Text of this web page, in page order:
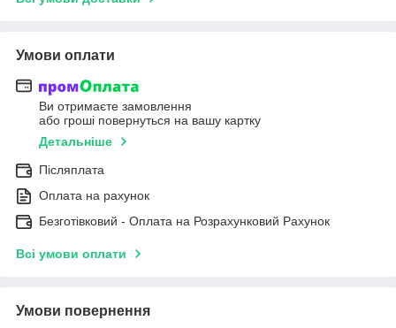
Умови оплати
Ви отримаєте замовлення
або гроші повернуться на вашу картку
Детальніше
Післяплата
Оплата на рахунок
Безготівковий - Оплата на Розрахунковий Рахунок
Всі умови оплати
Умови повернення